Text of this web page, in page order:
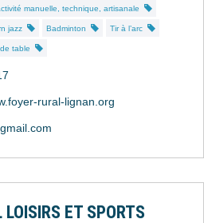
manuelle, technique, artisanale
jazz Badminton Tir à l’arc
table
rural-lignan.org
LOISIRS ET SPORTS